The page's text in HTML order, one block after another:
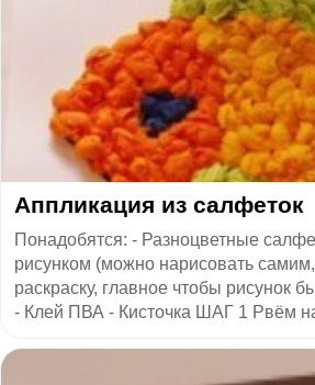
Аппликация из салфеток
Понадобятся: - Разноцветные
рисунком (можно нарисовать
раскраску, главное чтобы рисунок
- Клей ПВА - Кисточка ШАГ 1 Рвём